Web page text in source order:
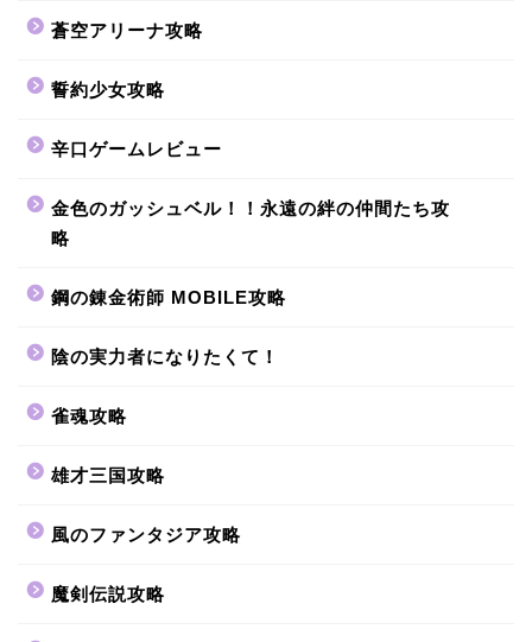
蒼空アリーナ攻略
誓約少女攻略
辛口ゲームレビュー
金色のガッシュベル！！永遠の絆の仲間たち攻
略
鋼の錬金術師 MOBILE攻略
陰の実力者になりたくて！
雀魂攻略
雄才三国攻略
風のファンタジア攻略
魔剣伝説攻略